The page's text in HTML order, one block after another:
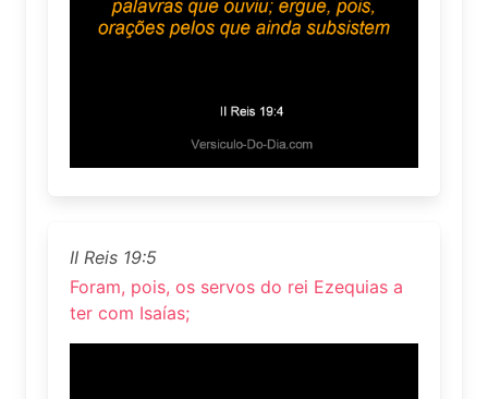
II Reis 19:5
Foram, pois, os servos do rei Ezequias a
ter com Isaías;